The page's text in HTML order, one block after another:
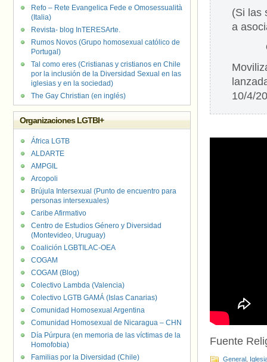
(Si las
a
10/4/
Fuente
General
Refo – Rete Evangelica Fede e Omosessualità
(Italia)
Revista- blog InTERESArte.
Rumos Novos (Grupo homosexual católico de
Portugal)
Tal como eres (Cristianas y cristianos en Chile
por la inclusión de la Diversidad Sexual en las
iglesias y en la sociedad)
The Gay Christian (en inglés)
Organizaciones LGTBI+
África LGTB
ALDARTE
AMPGIL
Arcopoli
Brújula Intersexual (Punto de encuentro para
personas intersexuales)
Caribe Afirmativo
Centro de Estudios Género y Diversidad
(Montevideo, Uruguay)
Coalición LGBTILAC-OEA
COGAM
COGAM (Blog)
Colectivo Lambda (Valencia)
Colectivo LGTB GAMÁ (Islas Canarias)
Comunidad Homosexual Argentina
Comunidad Homosexual de Nicaragua – CHN
Día Púrpura (en memoria de las víctimas de la
Homofobia)
Familias por la Diversidad (Chile)